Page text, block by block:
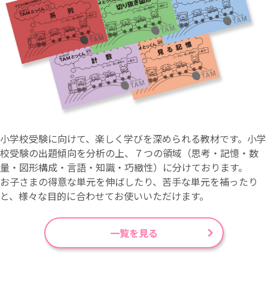
小学校受験に向けて、楽しく学びを深められる教材です。小学
校受験の出題傾向を分析の上、７つの領域（思考・記憶・数
量・図形構成・言語・知識・巧緻性）に分けております。
お子さまの得意な単元を伸ばしたり、苦手な単元を補ったり
と、様々な目的に合わせてお使いいただけます。
一覧を見る